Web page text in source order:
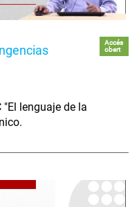
Accés
obert
lenguaje de la